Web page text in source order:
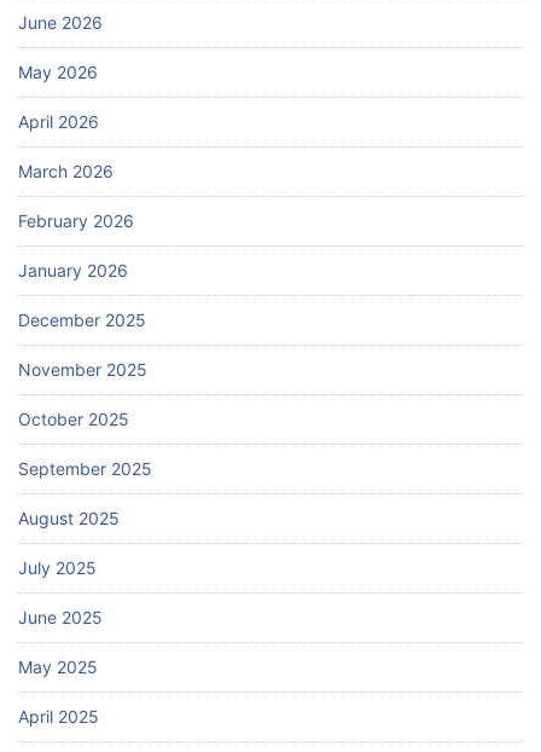
June 2026
May 2026
April 2026
March 2026
February 2026
January 2026
December 2025
November 2025
October 2025
September 2025
August 2025
July 2025
June 2025
May 2025
April 2025